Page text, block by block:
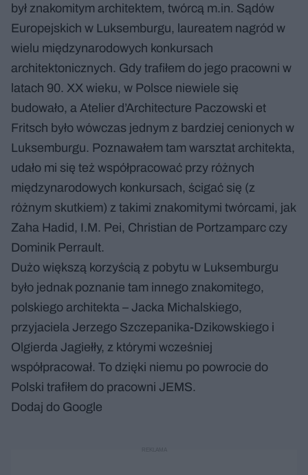
był znakomitym architektem, twórcą m.in. Sądów
Europejskich w Luksemburgu, laureatem nagród w
wielu międzynarodowych konkursach
architektonicznych. Gdy trafiłem do jego pracowni w
latach 90. XX wieku, w Polsce niewiele się
budowało, a Atelier d’Architecture Paczowski et
Fritsch było wówczas jednym z bardziej cenionych w
Luksemburgu. Poznawałem tam warsztat architekta,
udało mi się też współpracować przy różnych
międzynarodowych konkursach, ścigać się (z
różnym skutkiem) z takimi znakomitymi twórcami, jak
Zaha Hadid, I.M. Pei, Christian de Portzamparc czy
Dominik Perrault.
Dużo większą korzyścią z pobytu w Luksemburgu
było jednak poznanie tam innego znakomitego,
polskiego architekta – Jacka Michalskiego,
przyjaciela Jerzego Szczepanika-Dzikowskiego i
Olgierda Jagiełły, z którymi wcześniej
współpracował. To dzięki niemu po powrocie do
Polski trafiłem do pracowni JEMS.
Dodaj do Google